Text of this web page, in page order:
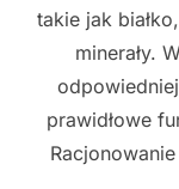
takie jak
minerały.
prawidłowe